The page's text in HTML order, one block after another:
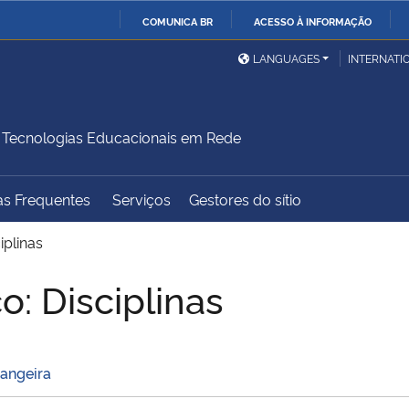
COMUNICA BR ACESSO À INFORMAÇÃO
Ministério da Defesa
Ministério das Relações
Exteriores
Ministério do
Controladoria-Geral da
Advocacia-Geral da União Banco Central do Brasil
LANGUAGES
Educacionais em Rede
Frequentes Serviços Gestores do sítio
Disciplinas